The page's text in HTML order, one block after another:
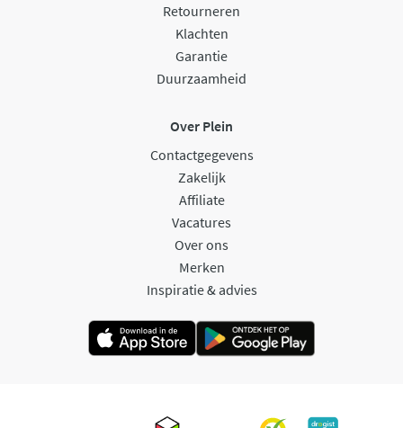
Retourneren
Klachten
Garantie
Duurzaamheid
Over Plein
Contactgegevens
Zakelijk
Affiliate
Vacatures
Over ons
Merken
Inspiratie & advies